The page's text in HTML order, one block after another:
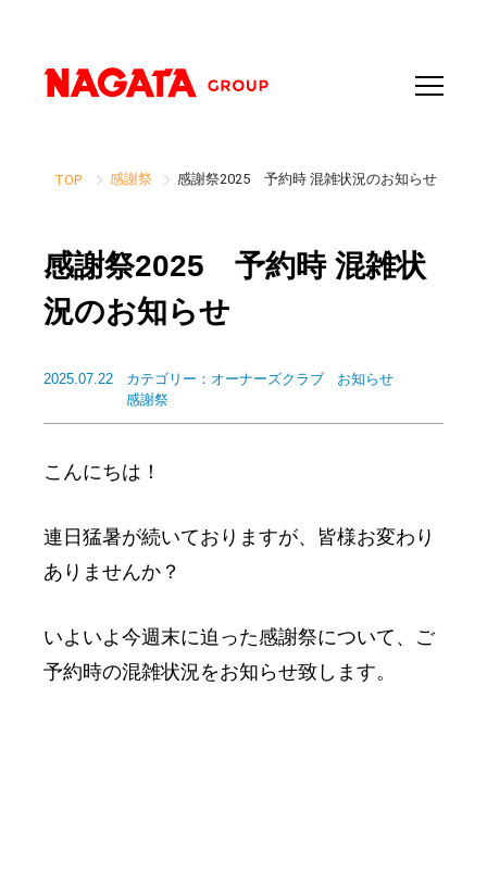
TOP 感謝祭 感謝祭2025 予約時 混雑状況のお知らせ
感謝祭2025 予約時 混雑状
況のお知らせ
2025.07.22 カテゴリー： オーナーズクラブ
お知らせ
感謝祭
こんにちは！
連日猛暑が続いておりますが、皆様お変わり
ありませんか？
いよいよ今週末に迫った感謝祭について、ご
予約時の混雑状況をお知らせ致します。